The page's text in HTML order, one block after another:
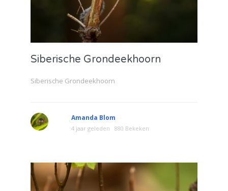
Siberische Grondeekhoorn
Siberische Grondeekhoorn
Amanda Blom
4 jaar geleden 880 Bekeken